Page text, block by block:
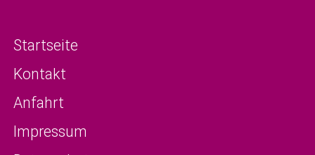
Startseite
Kontakt
Anfahrt
Impressum